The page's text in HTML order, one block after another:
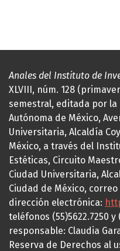
Anales del Instituto de
XLVIII, núm. 128
semestral, editada por
Autónoma de México,
Universitaria, Alcaldía
México, a través del
Estéticas, Circuito
Ciudad Universitaria,
Ciudad de México,
dirección electrónica:
teléfonos (55)5622.7250 y
responsable: Claudia
Reserva de Derechos al